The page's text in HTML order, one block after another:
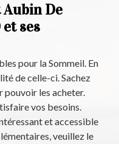
De
ses
pour la Sommeil. En
de celle-ci. Sachez
pouvoir les acheter.
vos besoins.
et accessible
veuillez le